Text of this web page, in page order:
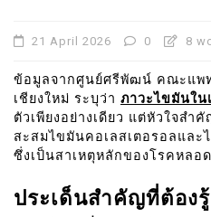
21 April 2026 0 8
ข้อมูลจากศูนย์ศรีพัฒน์ คณะแพ
เชียงใหม่ ระบุว่า ภาวะไขมันใน
ตัวเพียงอย่างเดียว แต่หัวใจส
สะสมไขมันคอเลสเตอรอลและ
ซึ่งเป็นสาเหตุหลักของโรคหลอ
ประเด็นสำคัญที่ต้อง